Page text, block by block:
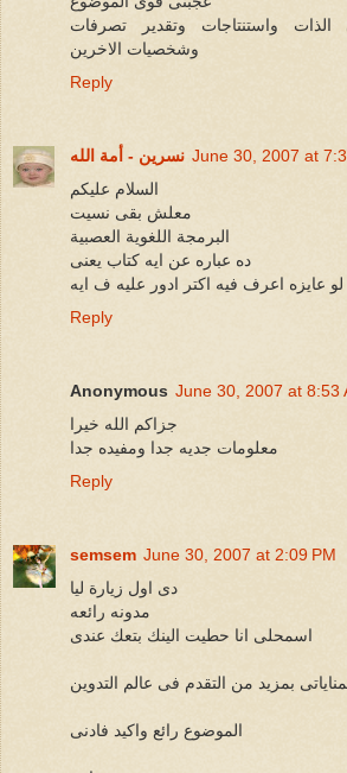
واستنتاجات وتقدير تصرفات
وشخصيات الاخرين
Reply
نسرين - أمة الله June 30, 2007 at
السلام عليكم
معلش بقى نسيت
البرمجة اللغوية العصبية
ده عباره عن ايه كتاب يعنى
لو عايزه اعرف فيه اكتر ادور عليه ف ايه
Reply
Anonymous June 30, 2007 at 8:53
جزاكم الله خيرا
معلومات جديه جدا ومفيده جدا
Reply
semsem June 30, 2007 at 2:09 PM
دى اول زيارة ليا
مدونه رائعه
اسمحلى انا حطيت الينك بتعك عندى
بمزيد من التقدم فى عالم التدوين
الموضوع رائع واكيد فادنى